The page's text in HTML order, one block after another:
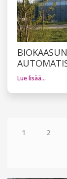
Lue lisää…
1 2